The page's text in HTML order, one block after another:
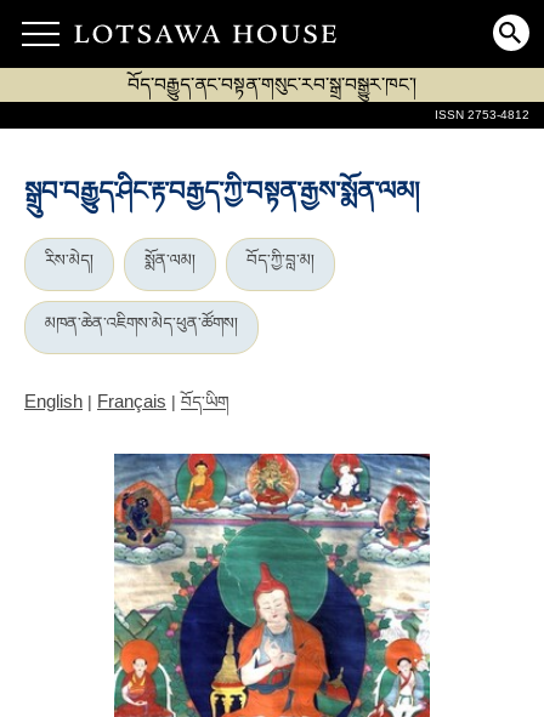
བོད་བརྒྱུད་ནང་བསྟན་གསུང་རབ་སྒྲ་བསྒྱུར་ཁང་།
ISSN 2753-4812
སྒྲུབ་བརྒྱུད་ཤིང་རྟ་བརྒྱད་ཀྱི་བསྟན་རྒྱས་སྨོན་ལམ།
རིས་མེད། སྨོན་ལམ། བོད་ཀྱི་བླ་མ།
མཁན་ཆེན་འཇིགས་མེད་ཕུན་ཚོགས།
English | Français | བོད་ཡིག